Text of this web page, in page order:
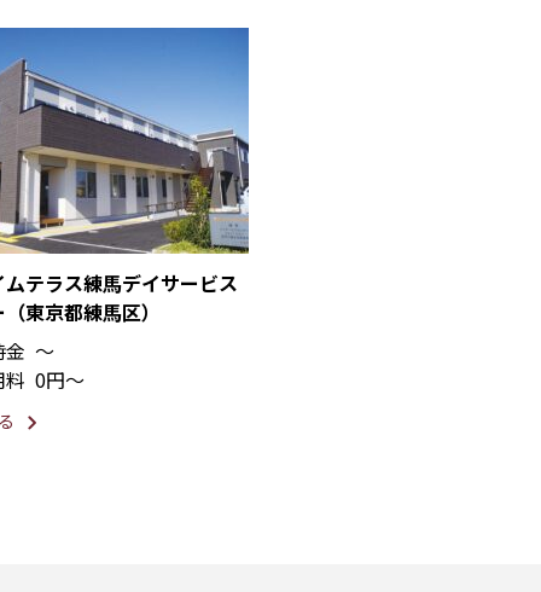
テラス練馬デイサービス
東京都練馬区）
〜
0円〜